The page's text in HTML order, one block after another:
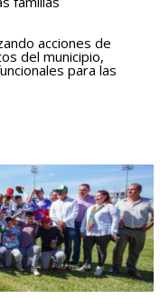
acciones de
del municipio,
para las